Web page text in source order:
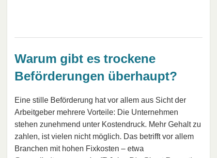
Warum gibt es trockene
Beförderungen überhaupt?
Eine stille Beförderung hat vor allem aus Sicht der
Arbeitgeber mehrere Vorteile: Die Unternehmen
stehen zunehmend unter Kostendruck. Mehr Gehalt zu
zahlen, ist vielen nicht möglich. Das betrifft vor allem
Branchen mit hohen Fixkosten – etwa